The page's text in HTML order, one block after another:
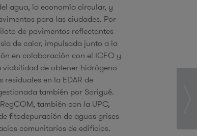
agua, la economía circular, y
para las ciudades. Por
de pavimentos reflectantes
de calor, impulsada junto a la
en colaboración con el ICFO y
viabilidad de obtener hidrógeno
en la EDAR de
también por Sorigué.
también con la UPC,
fitodepuración de aguas grises
comunitarios de edificios.